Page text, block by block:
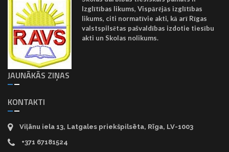
Izglītības likums, Vispārējās izglītības
likums, citi normatīvie akti, kā arī Rīgas
valstspilsētas pašvaldības izdotie tiesību
akti un Skolas nolikums.
JAUNĀKĀS ZIŅAS
KONTAKTI
Viļānu iela 13, Latgales priekšpilsēta, Rīga, LV-1003
+371 67181524